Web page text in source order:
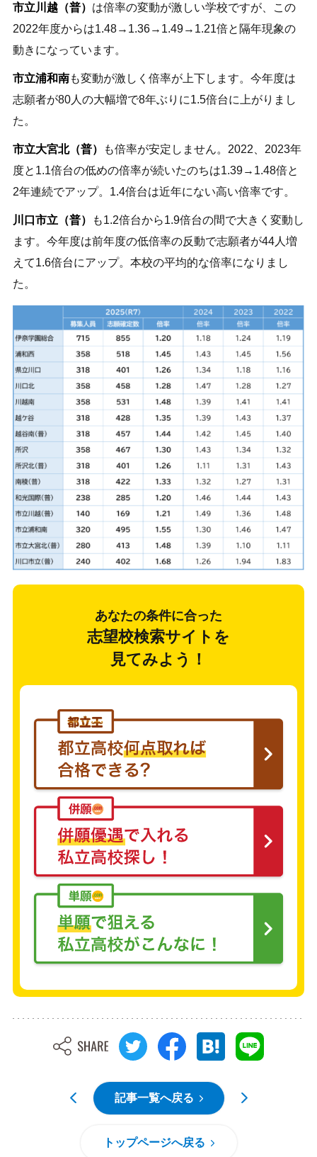
市立川越（普） は倍率の変動が激しい学校ですが、この
2022年度からは1.48→1.36→1.49→1.21倍と隔年現象の
動きになっています。
市立浦和南も変動が激しく倍率が上下します。今年度は
志願者が80人の大幅増で8年ぶりに1.5倍台に上がりまし
た。
市立大宮北（普）
も倍率が安定しません。2022、2023年
度と1.1倍台の低めの倍率が続いたのちは1.39→1.48倍と
2年連続でアップ。1.4倍台は近年にない高い倍率です。
川口市立（普）
も1.2倍台から1.9倍台の間で大きく変動し
ます。今年度は前年度の低倍率の反動で志願者が44人増
えて1.6倍台にアップ。本校の平均的な倍率になりまし
た。
あなたの条件に合った
志望校検索サイトを
見てみよう！
記事一覧へ戻る
トップページへ戻る